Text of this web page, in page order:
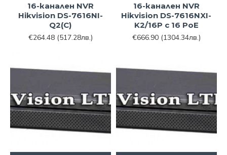
16-канален NVR
Hikvision DS-7616NI-
Q2(C)
€264.48 (517.28лв.)
16-канален NVR
Hikvision DS-7616NXI-
K2/16P с 16 PoE
€666.90 (1304.34лв.)